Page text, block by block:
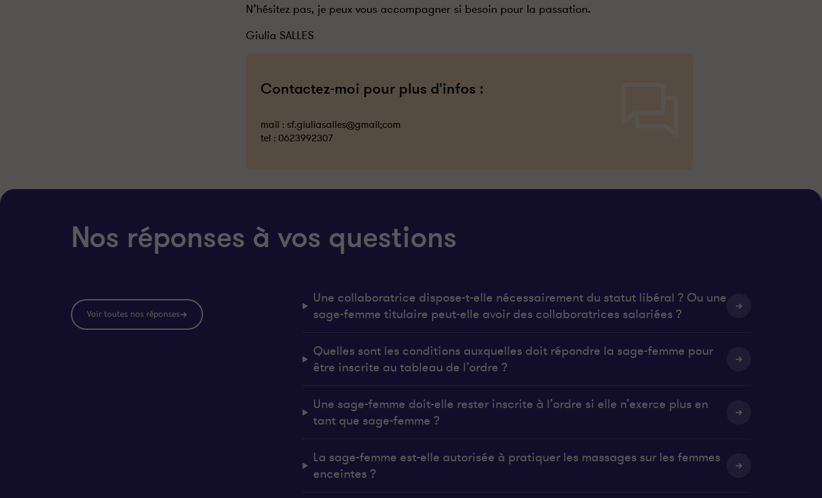
N’hésitez pas, je peux vous accompagner si besoin pour la passation.
Giulia SALLES
Contactez-moi pour plus d'infos :
mail : sf.giuliasalles@gmail;com
tel : 0623992307
Nos réponses à vos questions
Voir toutes nos réponses
Une collaboratrice dispose-t-elle nécessairement du statut libéral ? Ou une
sage-femme titulaire peut-elle avoir des collaboratrices salariées ?
Quelles sont les conditions auxquelles doit répondre la sage-femme pour
être inscrite au tableau de l’ordre ?
Une sage-femme doit-elle rester inscrite à l’ordre si elle n’exerce plus en
tant que sage-femme ?
La sage-femme est-elle autorisée à pratiquer les massages sur les femmes
enceintes ?